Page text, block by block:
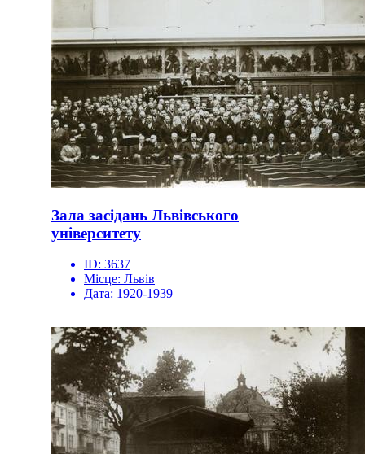
Зала засідань Львівського
університету
ID: 3637
Місце: Львів
Дата: 1920-1939